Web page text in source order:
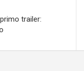
trailer: